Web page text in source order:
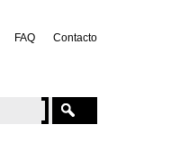
FAQ Contacto